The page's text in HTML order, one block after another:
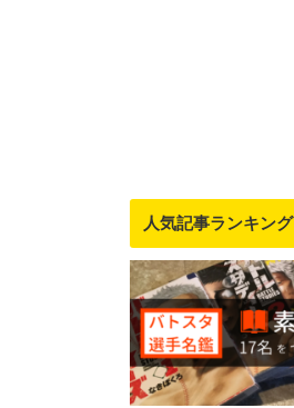
人気記事ランキング